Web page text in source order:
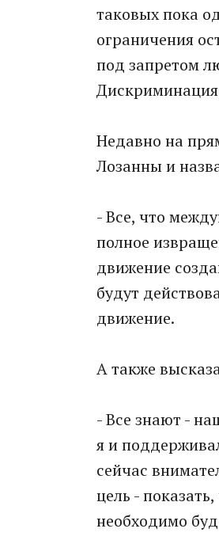
таковых пока
ограничения
под запретом
Недавно на
Лозанны и
- Все, что
полное
движение
будут
движение.
А также
- Все знают -
я и
сейчас
цель -
необходимо